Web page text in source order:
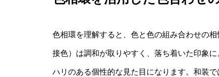
色相環を理解すると、色と色の組み合わせの
接色）は調和が取りやすく、落ち着いた印象
ハリのある個性的な見た目になります。和装